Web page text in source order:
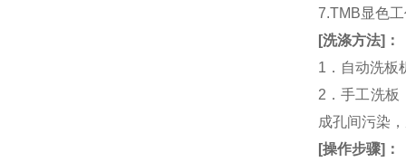
7.TMB显色
[洗涤方法] ：
1．自动洗板
2．手工洗板
成孔间污染
[操作步骤] ：